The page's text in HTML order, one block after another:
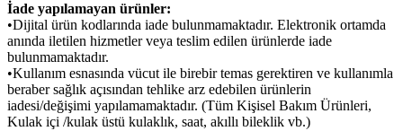
İade yapılamayan ürünler:
•Dijital ürün kodlarında iade bulunmamaktadır. Elektronik ortamda
anında iletilen hizmetler veya teslim edilen ürünlerde iade
bulunmamaktadır.
•Kullanım esnasında vücut ile birebir temas gerektiren ve kullanımla
beraber sağlık açısından tehlike arz edebilen ürünlerin
iadesi/değişimi yapılamamaktadır. (Tüm Kişisel Bakım Ürünleri,
Kulak içi /kulak üstü kulaklık, saat, akıllı bileklik vb.)